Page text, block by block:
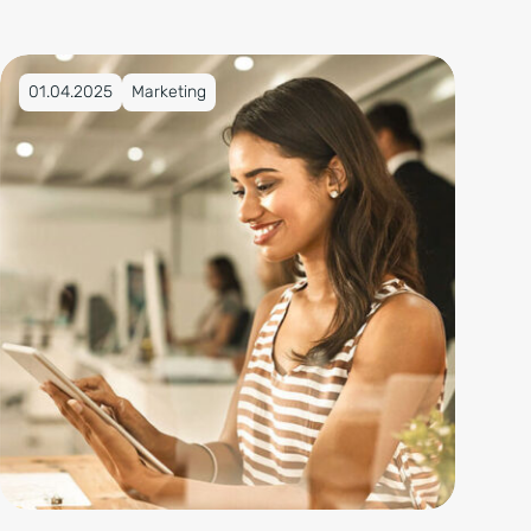
Veröffentlicht am 01.04.2025
01.04.2025 Marketing